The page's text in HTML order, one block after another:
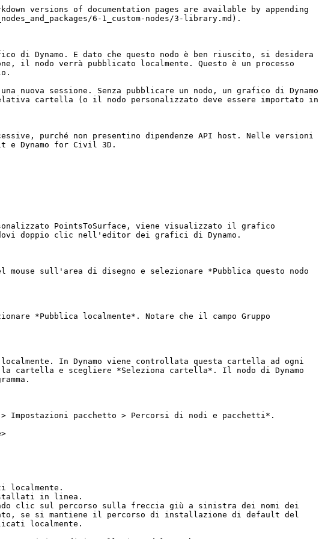
versions of documentation pages are available by appending
6-1_custom-nodes/3-library.md).
di Dynamo. E dato che questo nodo è ben riuscito, si desidera
il nodo verrà pubblicato localmente. Questo è un processo
nuova sessione. Senza pubblicare un nodo, un grafico di Dynamo
cartella (o il nodo personalizzato deve essere importato in
purché non presentino dipendenze API host. Nelle versioni
Dynamo for Civil 3D.
PointsToSurface, viene visualizzato il grafico
doppio clic nell'editor dei grafici di Dynamo.
sull'area di disegno e selezionare *Pubblica questo nodo
*Pubblica localmente*. Notare che il campo Gruppo
In Dynamo viene controllata questa cartella ad ogni
cartella e scegliere *Seleziona cartella*. Il nodo di Dynamo
Impostazioni pacchetto > Percorsi di nodi e pacchetti*.
localmente.
in linea.
clic sul percorso sulla freccia giù a sinistra dei nomi dei
se si mantiene il percorso di installazione di default del
localmente.